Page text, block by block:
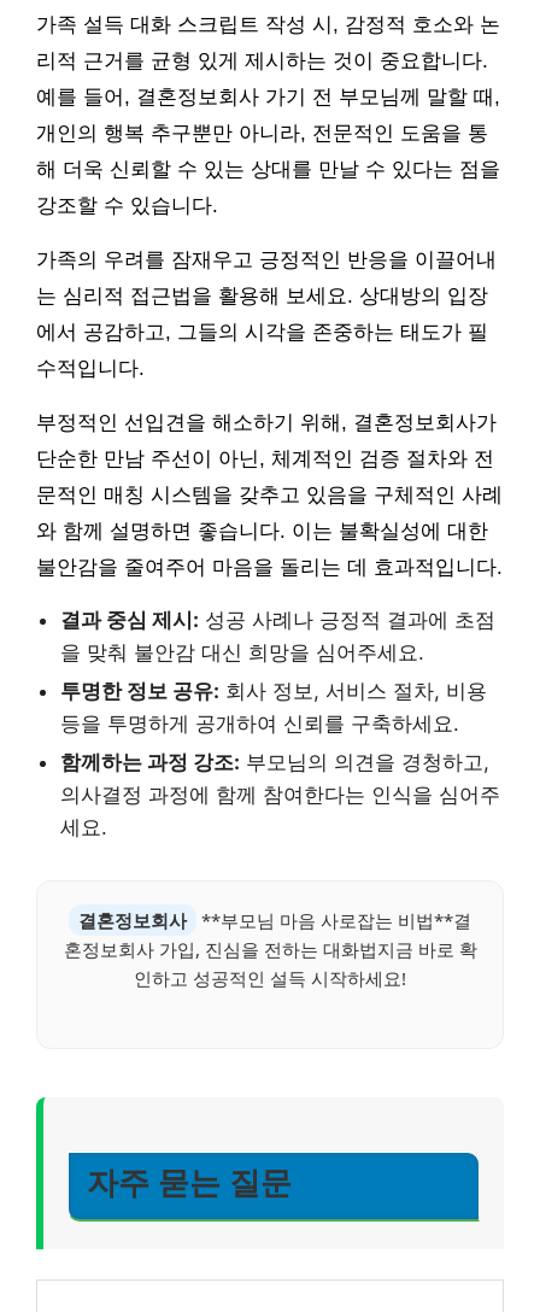
가족 설득 대화 스크립트 작성 시, 감정적 호소와 논
리적 근거를 균형 있게 제시하는 것이 중요합니다.
예를 들어, 결혼정보회사 가기 전 부모님께 말할 때,
개인의 행복 추구뿐만 아니라, 전문적인 도움을 통
해 더욱 신뢰할 수 있는 상대를 만날 수 있다는 점을
강조할 수 있습니다.
가족의 우려를 잠재우고 긍정적인 반응을 이끌어내
는 심리적 접근법을 활용해 보세요. 상대방의 입장
에서 공감하고, 그들의 시각을 존중하는 태도가 필
수적입니다.
부정적인 선입견을 해소하기 위해, 결혼정보회사가
단순한 만남 주선이 아닌, 체계적인 검증 절차와 전
문적인 매칭 시스템을 갖추고 있음을 구체적인 사례
와 함께 설명하면 좋습니다. 이는 불확실성에 대한
불안감을 줄여주어 마음을 돌리는 데 효과적입니다.
결과 중심 제시: 성공 사례나 긍정적 결과에 초점
을 맞춰 불안감 대신 희망을 심어주세요.
투명한 정보 공유: 회사 정보, 서비스 절차, 비용
등을 투명하게 공개하여 신뢰를 구축하세요.
함께하는 과정 강조: 부모님의 의견을 경청하고,
의사결정 과정에 함께 참여한다는 인식을 심어주
세요.
결혼정보회사 **부모님 마음 사로잡는 비법**결
혼정보회사 가입, 진심을 전하는 대화법지금 바로 확
인하고 성공적인 설득 시작하세요!
자주 묻는 질문